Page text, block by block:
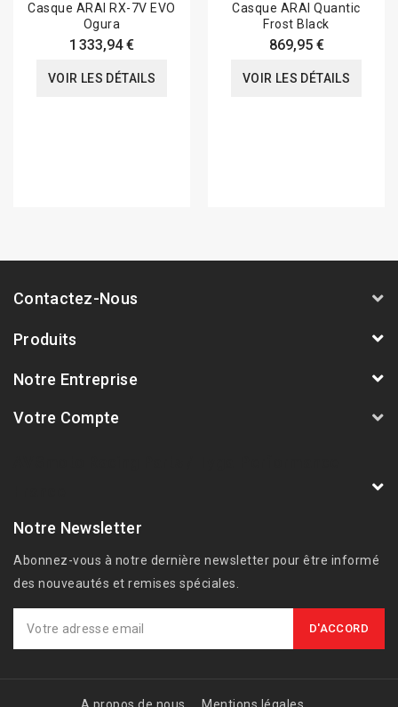
Casque ARAI RX-7V EVO
Ogura
1 333,94 €
VOIR LES DÉTAILS
Casque ARAI Quantic
Frost Black
869,95 €
VOIR LES DÉTAILS
Contactez-Nous
Produits
Notre Entreprise
Votre Compte
Notre Newsletter
Abonnez-vous à notre dernière newsletter pour être informé
des nouveautés et remises spéciales.